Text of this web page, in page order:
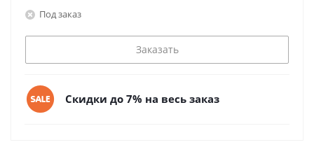
Под заказ
Заказать
Скидки до 7% на весь заказ